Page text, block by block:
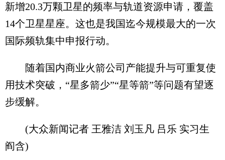
新增20.3万颗卫星的频率与轨道资源申请，覆盖
14个卫星星座。这也是我国迄今规模最大的一次
国际频轨集中申报行动。
随着国内商业火箭公司产能提升与可重复使
用技术突破，“星多箭少”“星等箭”等问题有望逐
步缓解。
(大众新闻记者 王雅洁 刘玉凡 吕乐 实习生
阎含)